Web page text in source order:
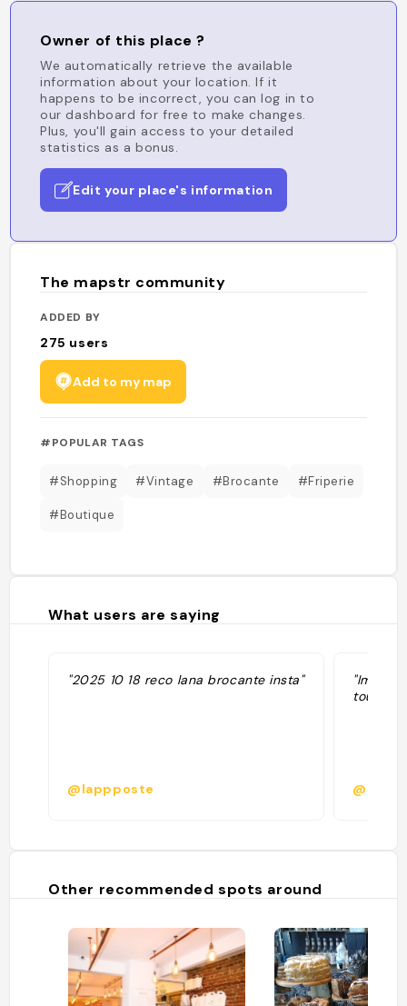
Owner of this place ?
We automatically retrieve the available
information about your location. If it
happens to be incorrect, you can log in to
our dashboard for free to make changes.
Plus, you'll gain access to your detailed
statistics as a bonus.
Edit your place's information
The mapstr community
ADDED BY
275 users
Add to my map
#POPULAR TAGS
#Shopping #Vintage #Brocante #Friperie
#Boutique
What users are saying
"2025 10 18 reco lana brocante insta"
@lappposte
tous
Other recommended spots around